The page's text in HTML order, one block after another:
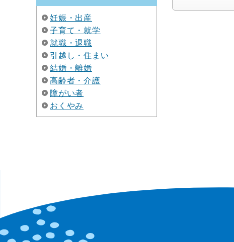
妊娠・出産
子育て・就学
就職・退職
引越し・住まい
結婚・離婚
高齢者・介護
障がい者
おくやみ